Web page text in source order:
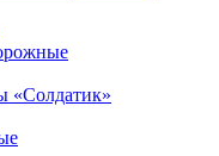
«Солдатик»